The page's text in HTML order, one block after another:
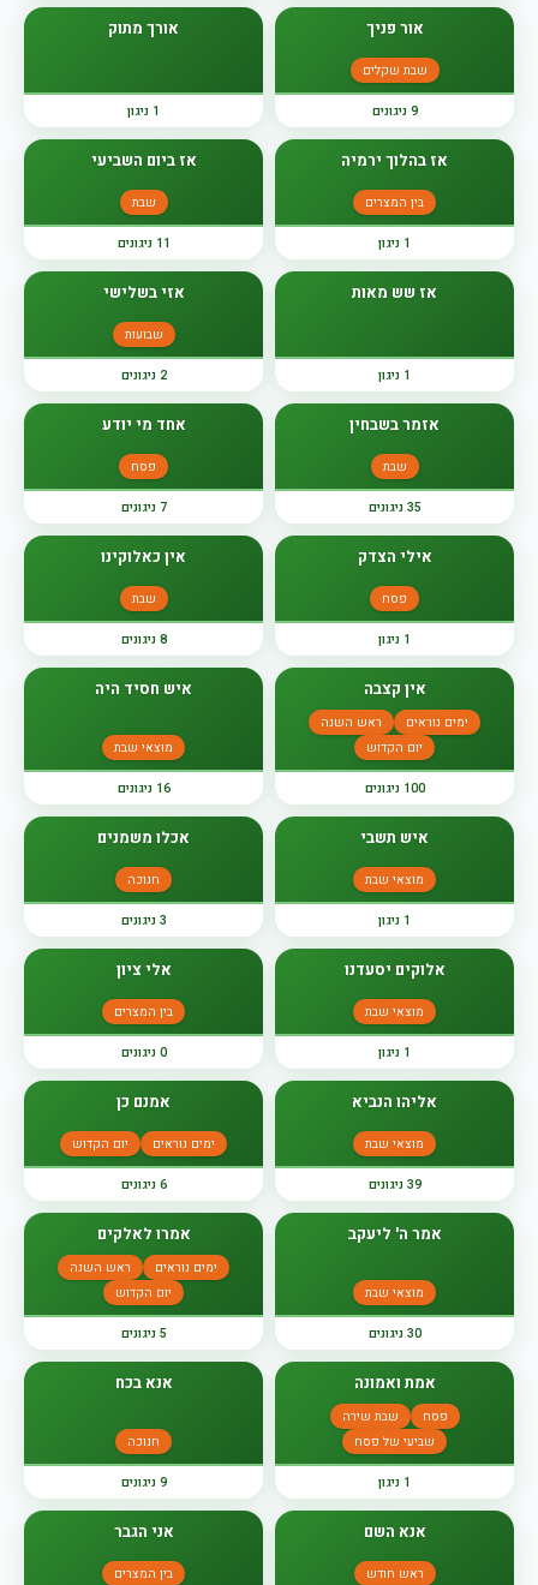
אור פניך
שבת שקלים
9 ניגונים
אורך מתוק
1 ניגון
אז בהלוך ירמיה
בין המצרים
1 ניגון
אז ביום השביעי
שבת
11 ניגונים
אז שש מאות
1 ניגון
אזי בשלישי
שבועות
2 ניגונים
אזמר בשבחין
שבת
35 ניגונים
אחד מי יודע
פסח
7 ניגונים
אילי הצדק
פסח
1 ניגון
אין כאלוקינו
שבת
8 ניגונים
אין קצבה
ימים נוראים
ראש השנה
יום הקדוש
100 ניגונים
איש חסיד היה
מוצאי שבת
16 ניגונים
איש תשבי
מוצאי שבת
1 ניגון
אכלו משמנים
חנוכה
3 ניגונים
אלוקים יסעדנו
מוצאי שבת
1 ניגון
אלי ציון
בין המצרים
0 ניגונים
אליהו הנביא
מוצאי שבת
39 ניגונים
אמנם כן
ימים נוראים יום הקדוש
6 ניגונים
אמר ה' ליעקב
מוצאי שבת
30 ניגונים
אמרו לאלקים
ימים נוראים
ראש השנה
יום הקדוש
5 ניגונים
אמת ואמונה
פסח
שבת שירה
שביעי של פסח
1 ניגון
אנא בכח
חנוכה
9 ניגונים
אנא השם
ראש חודש
אני הגבר
בין המצרים